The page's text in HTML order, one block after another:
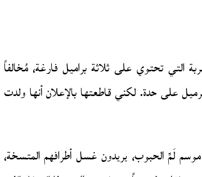
التي تحتوي على ثلاثة براميل فارغة، مُخالفاً
على حدة. لكني قاطعتها بالإعلان أنها ولدت
لَمِّ الحبوب، يريدون غسل أطرافهم المتسخة،